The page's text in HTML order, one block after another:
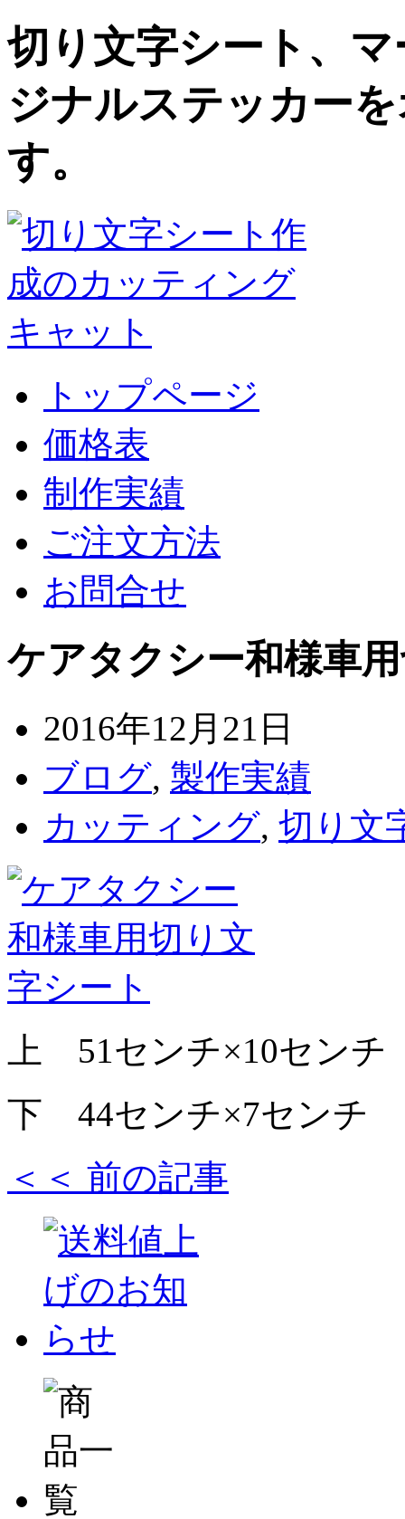
切り文字シート、
ジナルステッカー
す。
トップページ
価格表
制作実績
ご注文方法
お問合せ
ケアタクシー和様車
2016年12月21日
ブログ, 製作実績
カッティング, 切り文
上 51センチ×10センチ
下 44センチ×7センチ
＜＜ 前の記事